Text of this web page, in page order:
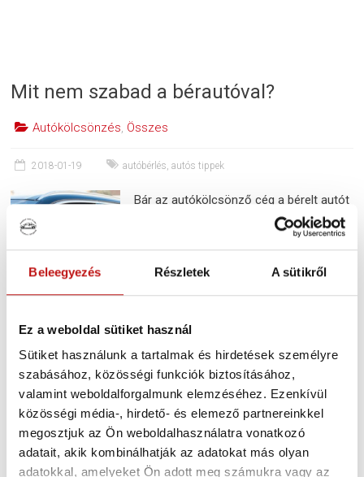
Beleegyezés Részletek A sütikről
Ez a weboldal sütiket használ
Sütiket használunk a tartalmak és hirdetések személyre
szabásához, közösségi funkciók biztosításához,
valamint weboldalforgalmunk elemzéséhez. Ezenkívül
közösségi média-, hirdető- és elemező partnereinkkel
megosztjuk az Ön weboldalhasználatra vonatkozó
adatait, akik kombinálhatják az adatokat más olyan
adatokkal, amelyeket Ön adott meg számukra vagy az
Mit nem szabad a bérautóval?
Autókölcsönzés, Összes
2018-01-19 autóbérlés,autós tippek
Bár az autókölcsönző cég a bérelt autót
a használatunkba adta, jó tudni, mire kell
figyelni, milyen szabályokat kell betartani
csinálni? – az autókban nem szabad
dohányozni A legtöbb autókölcsönző
fent.
Tovább